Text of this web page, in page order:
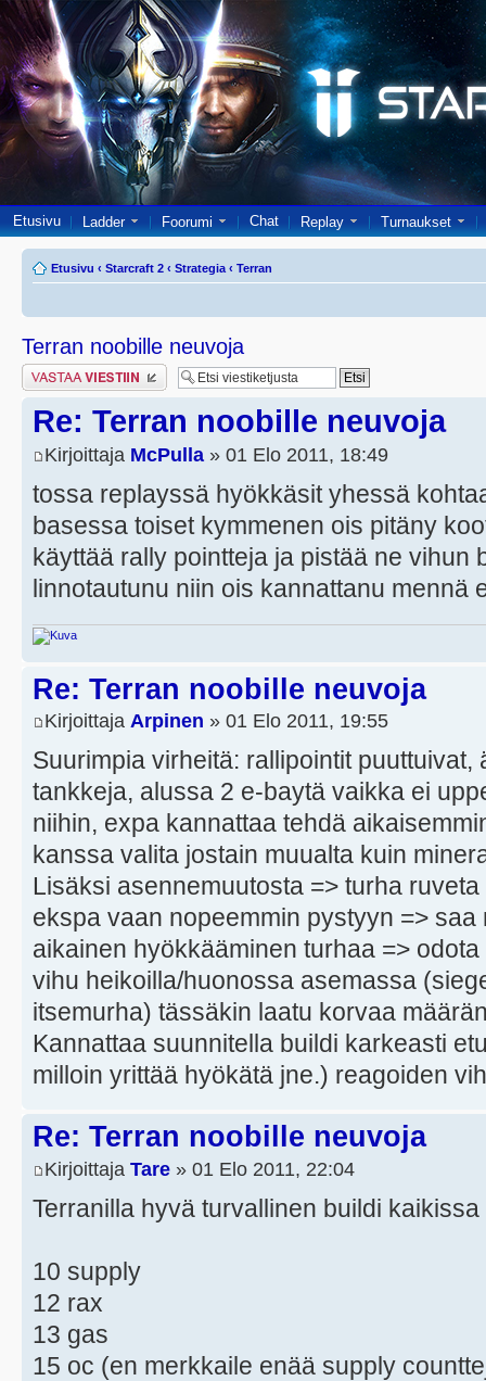
Etusivu Ladder Foorumi Chat Replay Turnaukset
Etusivu ‹ Starcraft 2 ‹ Strategia ‹ Terran
Terran noobille neuvoja
Lähetä vastaus
Re: Terran noobille neuvoja
Kirjoittaja McPulla » 01 Elo 2011, 18:49
tossa replayssä hyökkäsit yhessä
basessa toiset kymmenen ois pitäny
käyttää rally pointteja ja pistää ne vihun
linnotautunu niin ois kannattanu mennä
Re: Terran noobille neuvoja
Kirjoittaja Arpinen » 01 Elo 2011, 19:55
Suurimpia virheitä: rallipointit
tankkeja, alussa 2 e-baytä vaikka ei
niihin, expa kannattaa tehdä
kanssa valita jostain muualta kuin
Lisäksi asennemuutosta => turha
ekspa vaan nopeemmin pystyyn =>
aikainen hyökkääminen turhaa =>
vihu heikoilla/huonossa asemassa
itsemurha) tässäkin laatu korvaa
Kannattaa suunnitella buildi karkeasti
milloin yrittää hyökätä jne.) reagoiden
Re: Terran noobille neuvoja
Kirjoittaja Tare » 01 Elo 2011, 22:04
Terranilla hyvä turvallinen buildi
10 supply
12 rax
13 gas
15 oc (en merkkaile enää supply